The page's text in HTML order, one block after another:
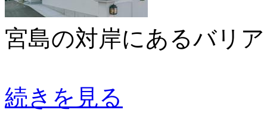
宮島の対岸にあるバリ
続きを見る